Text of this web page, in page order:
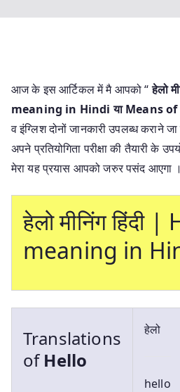
आज के इस आर्टिकल में मै आपको “हेलो
meaning in Hindi याMeans
व इंग्लिश दोनों जानकारी उपलब्ध कराने
अपने प्रतियोगिता परीक्षा की तैयारी के
मेरा यह प्रयास आपको जरुर पसंद आएगा
हेलो मीनिंग हिंदी |
meaning in
Translations
of Hello
हेलो
hello